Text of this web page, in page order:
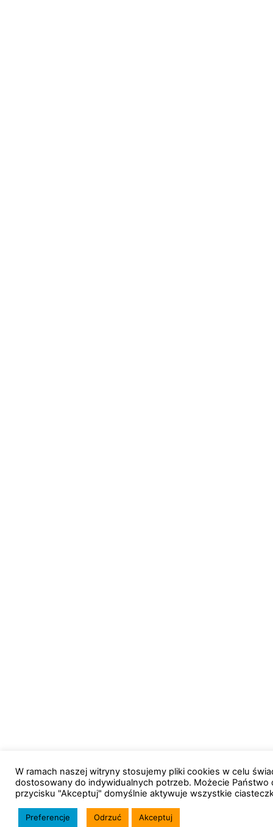
W ramach naszej witryny stosujemy pliki cookies w celu
dostosowany do indywidualnych potrzeb. Możecie
przycisku "Akceptuj" domyślnie aktywuje wszystkie
Preferencje Odrzuć Akceptuj